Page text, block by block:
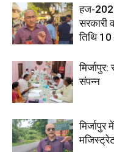
हज-
सरकारी
तिथि
संपन्न
मिर्जापुर